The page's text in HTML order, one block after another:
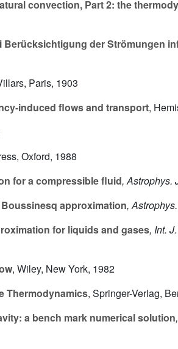
convection, Part 2: the
der Strömungen
Paris, 1903
induced flows and transport,
Oxford, 1988
for a compressible fluid, Astrophys.
approximation,
for liquids and gases, Int.
, Wiley, New York, 1982
Thermodynamics, Springer-Verlag,
a bench mark numerical solution